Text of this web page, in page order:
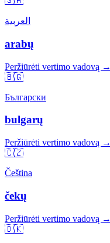
العربية
arabų
Peržiūrėti vertimo vadovą →
🇧🇬
Български
bulgarų
Peržiūrėti vertimo vadovą →
🇨🇿
Čeština
čekų
Peržiūrėti vertimo vadovą →
🇩🇰